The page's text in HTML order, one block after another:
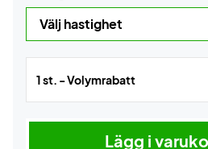
1 st. - Volymrabatt
Lägg i